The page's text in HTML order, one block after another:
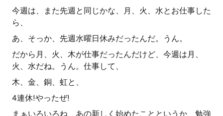
今週は、また先週と同じかな、月、火、水とお仕事した
ら、
あ、そっか、先週水曜日休みだったんだ。うん。
だから月、火、木が仕事だったんだけど、今週は月、
火、水だね。うん。仕事して、
木、金、銅、虹と、
4連休!やったぜ!
まぁいろいろね、あの新しく始めたことというか、勉強